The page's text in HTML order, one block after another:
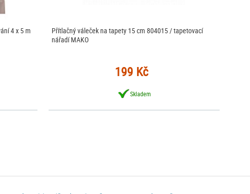
4 x 5 m
Přítlačný váleček na tapety 15 cm 804015 / tapetovací
nářadí MAKO
199 Kč
Skladem